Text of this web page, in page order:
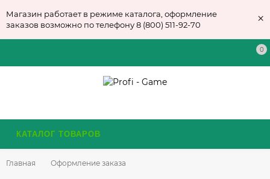
Магазин работает в режиме каталога, оформление
заказов возможно по телефону 8 (800) 511-92-70
×
0
КАТАЛОГ ТОВАРОВ
Главная Оформление заказа